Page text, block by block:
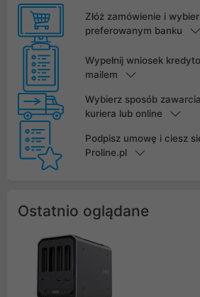
Złóż zamówienie i
preferowanym banku
Wypełnij wniosek
mailem
Wybierz sposób
kuriera lub online
Podpisz umowę i ciesz
Proline.pl
Ostatnio oglądane